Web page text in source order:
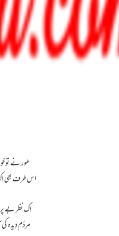
طور نے تو
اس طرف بھی
اِک نظر بے
مردُمِ دِیدہ